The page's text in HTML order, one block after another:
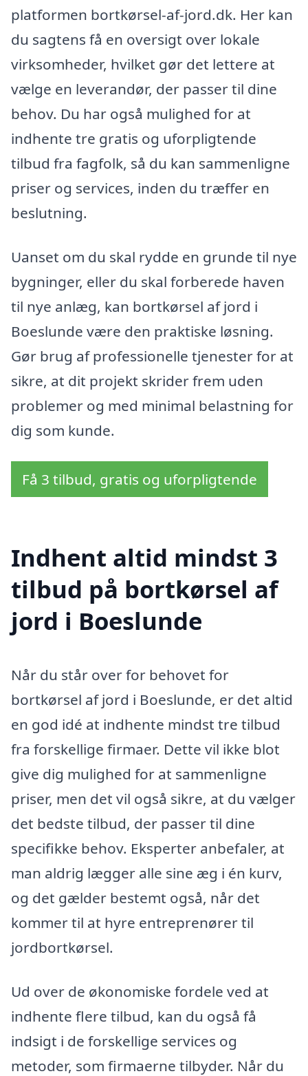
platformen bortkørsel-af-jord.dk. Her kan
du sagtens få en oversigt over lokale
virksomheder, hvilket gør det lettere at
vælge en leverandør, der passer til dine
behov. Du har også mulighed for at
indhente tre gratis og uforpligtende
tilbud fra fagfolk, så du kan sammenligne
priser og services, inden du træffer en
beslutning.
Uanset om du skal rydde en grunde til nye
bygninger, eller du skal forberede haven
til nye anlæg, kan bortkørsel af jord i
Boeslunde være den praktiske løsning.
Gør brug af professionelle tjenester for at
sikre, at dit projekt skrider frem uden
problemer og med minimal belastning for
dig som kunde.
Få 3 tilbud, gratis og uforpligtende
Indhent altid mindst 3
tilbud på bortkørsel af
jord i Boeslunde
Når du står over for behovet for
bortkørsel af jord i Boeslunde, er det altid
en god idé at indhente mindst tre tilbud
fra forskellige firmaer. Dette vil ikke blot
give dig mulighed for at sammenligne
priser, men det vil også sikre, at du vælger
det bedste tilbud, der passer til dine
specifikke behov. Eksperter anbefaler, at
man aldrig lægger alle sine æg i én kurv,
og det gælder bestemt også, når det
kommer til at hyre entreprenører til
jordbortkørsel.
Ud over de økonomiske fordele ved at
indhente flere tilbud, kan du også få
indsigt i de forskellige services og
metoder, som firmaerne tilbyder. Når du